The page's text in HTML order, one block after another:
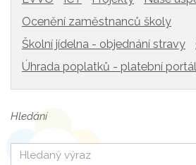
Ocenění zaměstnanců školy
Školní jídelna - objednání stravy
Úhrada poplatků - platební portál
Hledání